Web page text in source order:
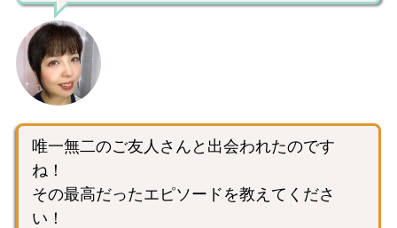
唯一無二のご友人さんと出会われたのです
ね！
その最高だったエピソードを教えてくださ
い！